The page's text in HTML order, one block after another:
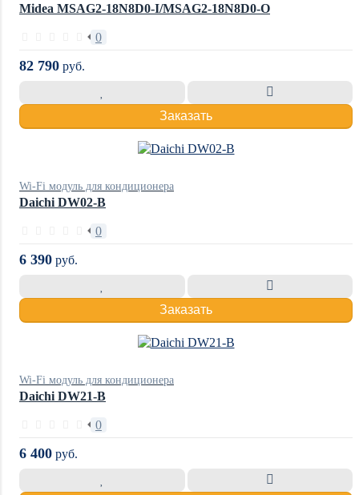
Midea MSAG2-18N8D0-I/MSAG2-18N8D0-O
0
82 790 руб.
Заказать
Wi-Fi модуль для кондиционера
Daichi DW02-B
0
6 390 руб.
Заказать
Wi-Fi модуль для кондиционера
Daichi DW21-B
0
6 400 руб.